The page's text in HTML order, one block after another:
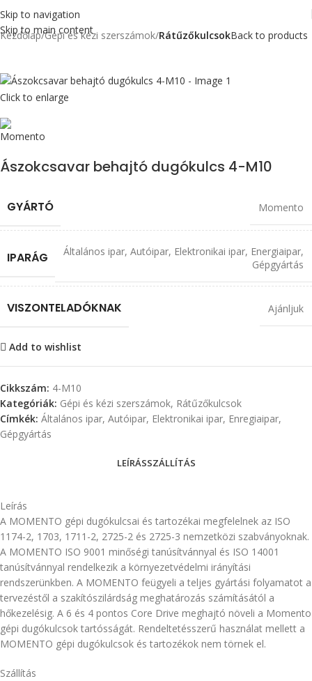
Skip to navigation
Skip to main content
Kezdőlap Gépi és kézi szerszámok RátűzőkulcsokBack to products
Click to enlarge
Ászokcsavar behajtó dugókulcs 4-M10
GYÁRTÓ Momento
IPARÁG Általános ipar, Autóipar, Elektronikai ipar, Energiaipar,
Gépgyártás
VISZONTELADÓKNAK Ajánljuk
Add to wishlist
Cikkszám: 4-M10
Kategóriák: Gépi és kézi szerszámok, Rátűzőkulcsok
Címkék: Általános ipar, Autóipar, Elektronikai ipar, Enregiaipar,
Gépgyártás
LEÍRÁSSZÁLLÍTÁS
Leírás
A MOMENTO gépi dugókulcsai és tartozékai megfelelnek az ISO
1174-2, 1703, 1711-2, 2725-2 és 2725-3 nemzetközi szabványoknak.
A MOMENTO ISO 9001 minőségi tanúsítvánnyal és ISO 14001
tanúsítvánnyal rendelkezik a környezetvédelmi irányítási
rendszerünkben. A MOMENTO feügyeli a teljes gyártási folyamatot a
tervezéstől a szakítószilárdság meghatározás számításától a
hőkezelésig. A 6 és 4 pontos Core Drive meghajtó növeli a Momento
gépi dugókulcsok tartósságát. Rendeltetésszerű használat mellett a
MOMENTO gépi dugókulcsok és tartozékok nem törnek el.
Szállítás